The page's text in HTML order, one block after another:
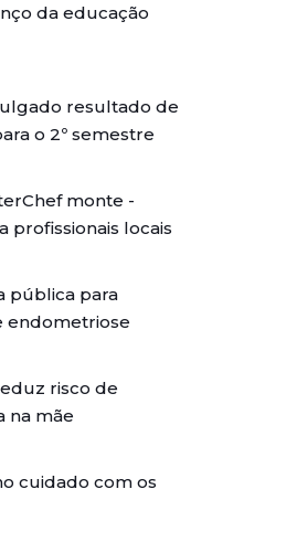
da educação
resultado de
o 2º semestre
monte -
profissionais locais
pública para
endometriose
risco de
na mãe
cuidado com os